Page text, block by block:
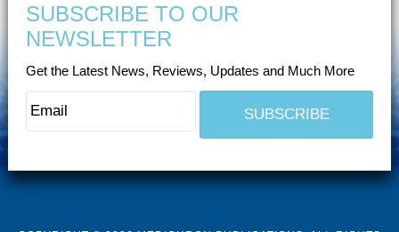
SUBSCRIBE TO OUR
NEWSLETTER
Get the Latest News, Reviews, Updates and Much More